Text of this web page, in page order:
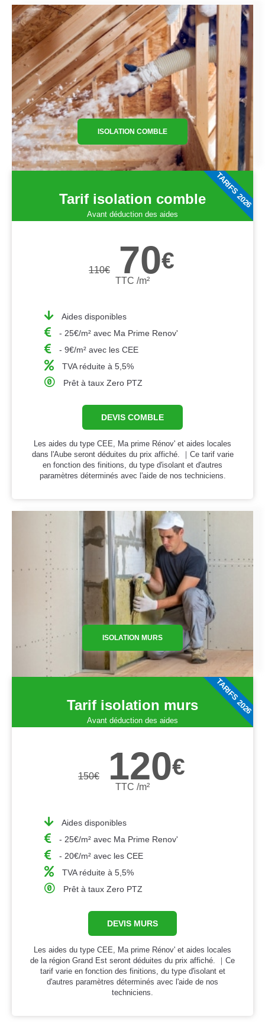
ISOLATION COMBLE
Tarif isolation comble
Avant déduction des aides
110€ 70€
TTC /m²
Aides disponibles
- 25€/m² avec Ma Prime Renov'
- 9€/m² avec les CEE
TVA réduite à 5,5%
Prêt à taux Zero PTZ
DEVIS COMBLE
Les aides du type CEE, Ma prime Rénov' et aides locales
dans l'Aube seront déduites du prix affiché. ｜Ce tarif varie
en fonction des finitions, du type d'isolant et d'autres
paramètres déterminés avec l'aide de nos techniciens.
TARIFS 2026
ISOLATION MURS
Tarif isolation murs
Avant déduction des aides
150€ 120€
TTC /m²
Aides disponibles
- 25€/m² avec Ma Prime Renov'
- 20€/m² avec les CEE
TVA réduite à 5,5%
Prêt à taux Zero PTZ
DEVIS MURS
Les aides du type CEE, Ma prime Rénov' et aides locales
de la région Grand Est seront déduites du prix affiché. ｜Ce
tarif varie en fonction des finitions, du type d'isolant et
d'autres paramètres déterminés avec l'aide de nos
techniciens.
TARIFS 2026